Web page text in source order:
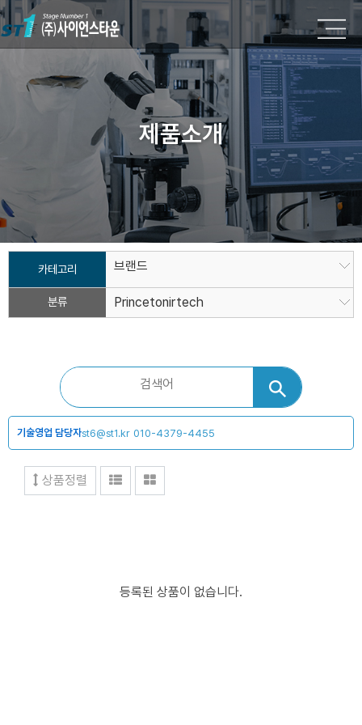
제품소개
카테고리 브랜드
분류 Princetonirtech
기술영업 담당자st6@st1.kr 010-4379-4455
상품정렬
등록된 상품이 없습니다.